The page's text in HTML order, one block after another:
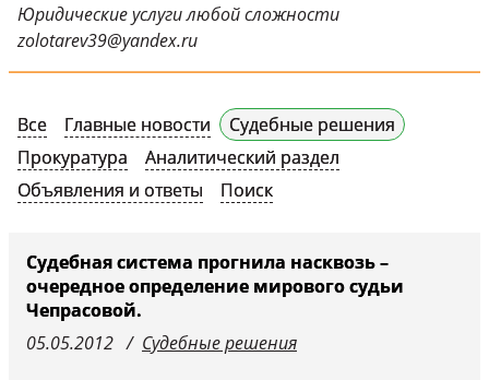
Новости
Обращения
Научные публикации
Контактная
Судебные решения
СМИ о нас
Юридические услуги любой сложности
zolotarev39@yandex.ru
Все Главные новости
Судебные решения
Прокуратура
Аналитический раздел
Объявления и ответы
Поиск
Судебная система прогнила насквозь –
очередное определение мирового судьи
Чепрасовой.
05.05.2012
Судебные решения